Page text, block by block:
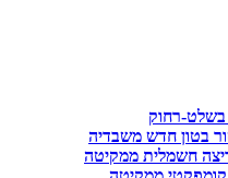
בשלט-רחוק
בטון חדש משבדיה
חשמלית ממקיטה